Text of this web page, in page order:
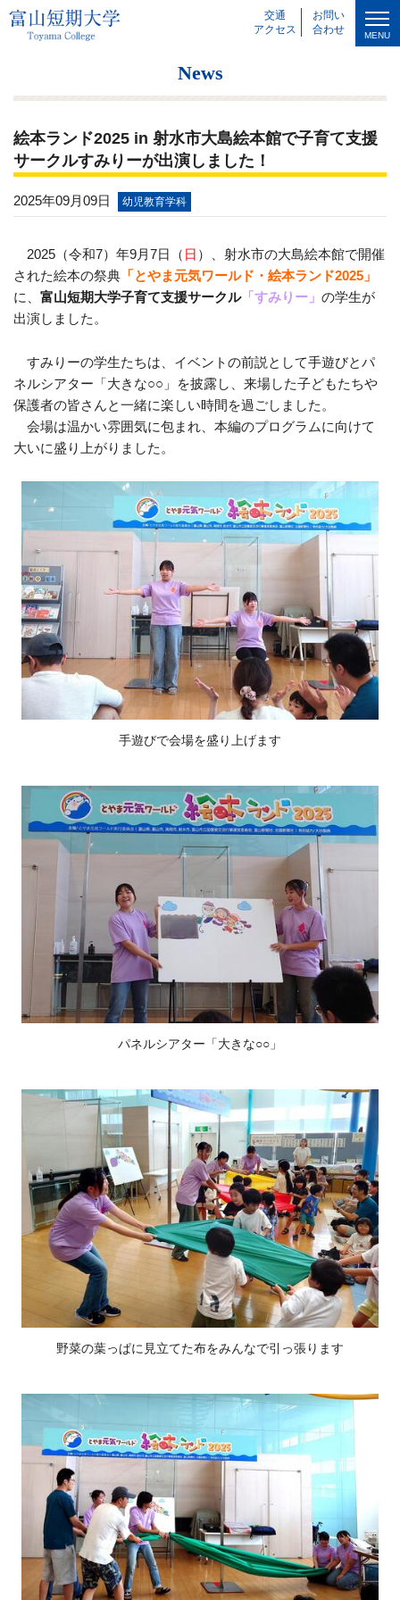
交通
アクセス
お問い
合わせ
MENU
News
絵本ランド2025 in 射水市大島絵本館で子育て支援
サークルすみりーが出演しました！
2025年09月09日 幼児教育学科
2025 （令和7） 年9月7日（ 日 ）、射水市の大島絵本館で開催
された絵本の祭典 「とやま元気ワールド・絵本ランド2025」
に、 富山短期大学子育て支援サークル「すみりー」 の学生が
出演しました。
すみりーの学生たちは、イベントの前説として手遊びとパ
ネルシアター「大きな○○」を披露し、来場した子どもたちや
保護者の皆さんと一緒に楽しい時間を過ごしました。
会場は温かい雰囲気に包まれ、本編のプログラムに向けて
大いに盛り上がりました。
手遊びで会場を盛り上げます
パネルシアター「大きな○○」
野菜の葉っぱに見立てた布をみんなで引っ張ります